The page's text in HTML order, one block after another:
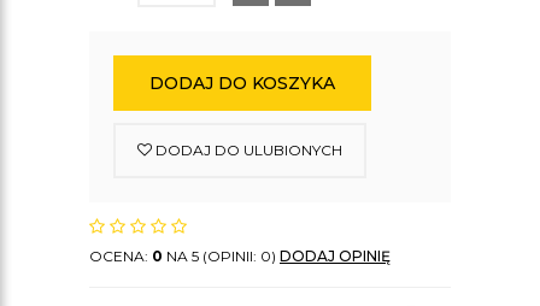
DODAJ DO KOSZYKA
DODAJ DO ULUBIONYCH
OCENA: 0 NA 5 (OPINII: 0) DODAJ OPINIĘ